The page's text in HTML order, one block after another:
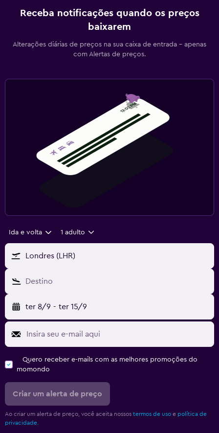
Receba notificações quando os preços
baixarem
Alterações diárias de preços na sua caixa de entrada - apenas
com Alertas de preços.
Ida e volta 1 adulto
Londres (LHR)
Destino
ter 8/9 - ter 15/9
Quero receber e-mails com as melhores promoções do
momondo
Criar um alerta de preço
Ao criar um alerta de preço, você aceita nossos termos de uso e política de
privacidade.